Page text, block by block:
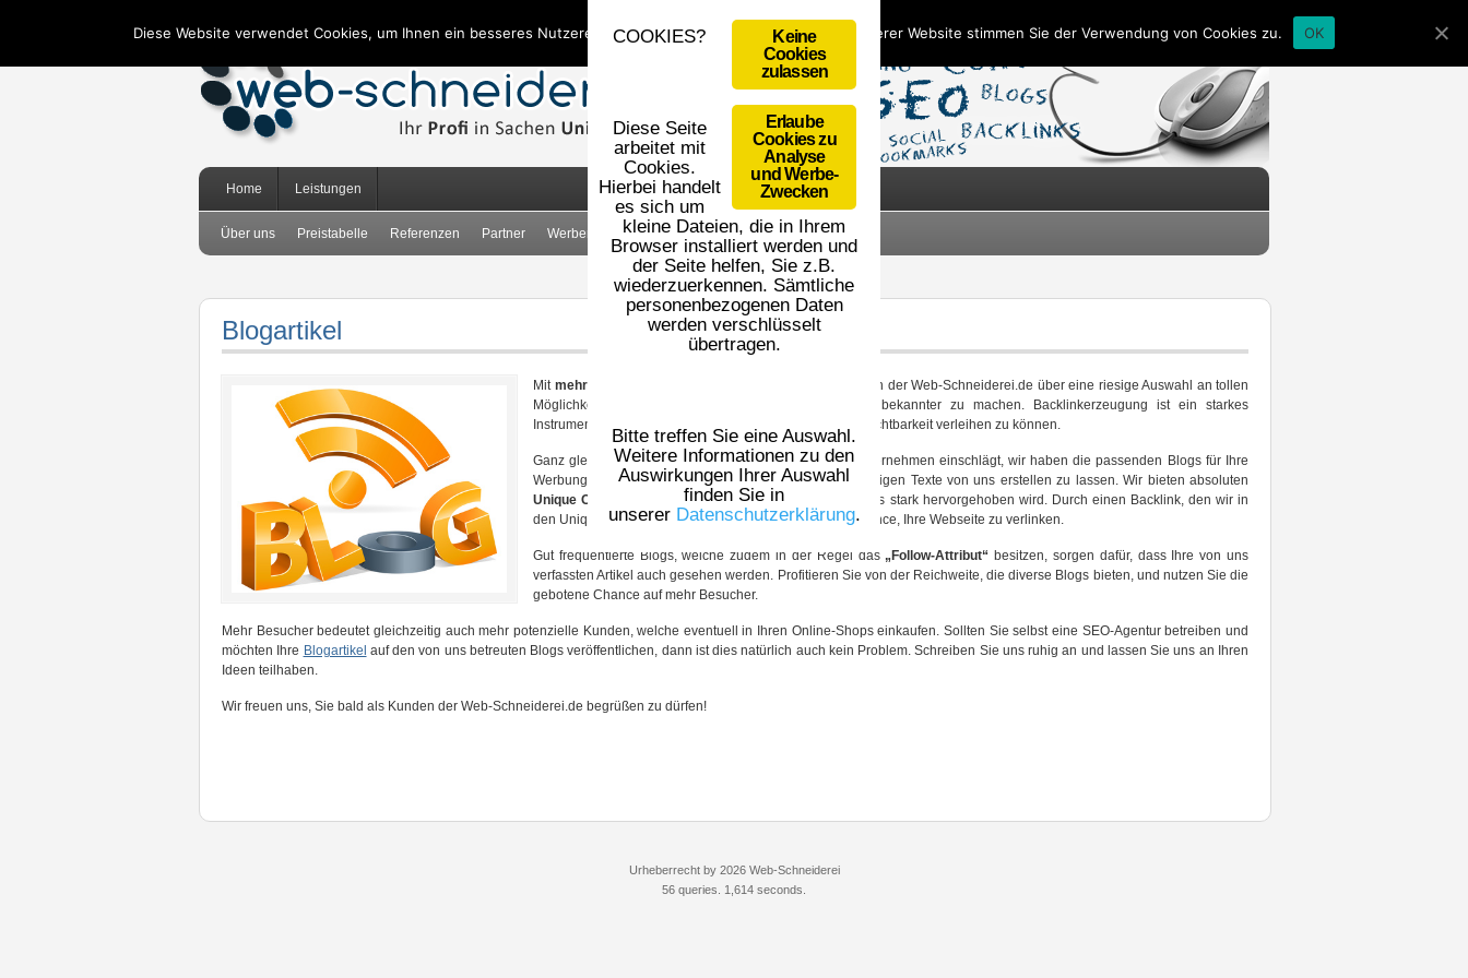
Home Leistungen
Über uns Preistabelle Referenzen Partner Werbemittel AGB Impressum Datenschutz
Blogartikel
Mit mehr als 7000 verschiedenen Blogs
verfügen wir von der Web-Schneiderei.de über eine riesige Auswahl an tollen
Möglichkeiten, um Ihre Webseiten und Unternehmen bekannter zu machen. Backlinkerzeugung ist ein starkes
Instrument, um seine Seiten unter Google und Co mehr Sichtbarkeit verleihen zu können.
Ganz gleich, welches Thema Ihre Webseite oder Ihr Unternehmen einschlägt, wir haben die passenden Blogs für Ihre
Werbung. Natürlich haben Sie die Möglichkeit, die jeweiligen Texte von uns erstellen zu lassen. Wir bieten absoluten
Unique Content
an, sodass die Exklusivität ihres Produkts stark hervorgehoben wird. Durch einen Backlink, den wir in
den Unique Texten verankern können, haben Sie die Chance, Ihre Webseite zu verlinken.
Gut frequentierte Blogs, welche zudem in der Regel das „Follow-Attribut“ besitzen, sorgen dafür, dass Ihre von uns
verfassten Artikel auch gesehen werden. Profitieren Sie von der Reichweite, die diverse Blogs bieten, und nutzen Sie die
gebotene Chance auf mehr Besucher.
Mehr Besucher bedeutet gleichzeitig auch mehr potenzielle Kunden, welche eventuell in Ihren Online-Shops einkaufen. Sollten Sie selbst eine SEO-Agentur betreiben und
möchten Ihre Blogartikel auf den von uns betreuten Blogs veröffentlichen, dann ist dies natürlich auch kein Problem. Schreiben Sie uns ruhig an und lassen Sie uns an Ihren
Ideen teilhaben.
Wir freuen uns, Sie bald als Kunden der Web-Schneiderei.de begrüßen zu dürfen!
Diese Website verwendet Cookies, um Ihnen ein besseres Nutzererlebnis zu bieten. Durch die Nutzung unserer Website stimmen Sie der Verwendung von Cookies zu. OK
Urheberrecht by 2026 Web-Schneiderei
56 queries. 1,614 seconds.
Keine
Cookies
zulassen
Erlaube
Cookies zu
Analyse
und Werbe-
Zwecken
COOKIES?
Diese Seite
arbeitet mit
Cookies.
Hierbei handelt
es sich um
kleine Dateien, die in Ihrem
Browser installiert werden und
der Seite helfen, Sie z.B.
wiederzuerkennen. Sämtliche
personenbezogenen Daten
werden verschlüsselt
übertragen.
Bitte treffen Sie eine Auswahl.
Weitere Informationen zu den
Auswirkungen Ihrer Auswahl
finden Sie in
unserer Datenschutzerklärung.